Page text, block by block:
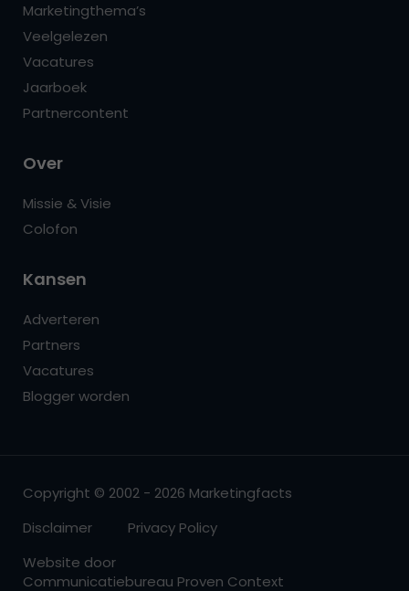
Marketingthema’s
Veelgelezen
Vacatures
Jaarboek
Partnercontent
Over
Missie & Visie
Colofon
Kansen
Adverteren
Partners
Vacatures
Blogger worden
Copyright © 2002 - 2026 Marketingfacts
Disclaimer
Privacy Policy
Website door
Communicatiebureau Proven Context